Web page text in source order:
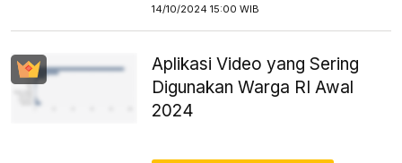
14/10/2024 15:00 WIB
Aplikasi Video yang Sering
Digunakan Warga RI Awal
2024